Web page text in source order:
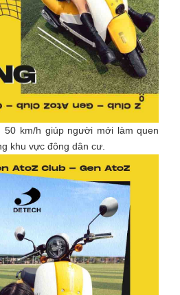
50 km/h giúp người mới làm quen
khu vực đông dân cư.